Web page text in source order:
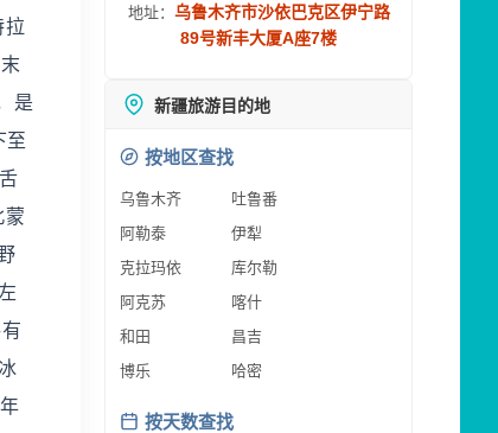
拉
是
至
蒙
地址： 乌鲁木齐市沙依巴克区伊宁路
89号新丰大厦A座7楼
新疆旅游目的地
按地区查找
乌鲁木齐
吐鲁番
阿勒泰
伊犁
克拉玛依
库尔勒
阿克苏
喀什
和田
昌吉
博乐
哈密
按天数查找